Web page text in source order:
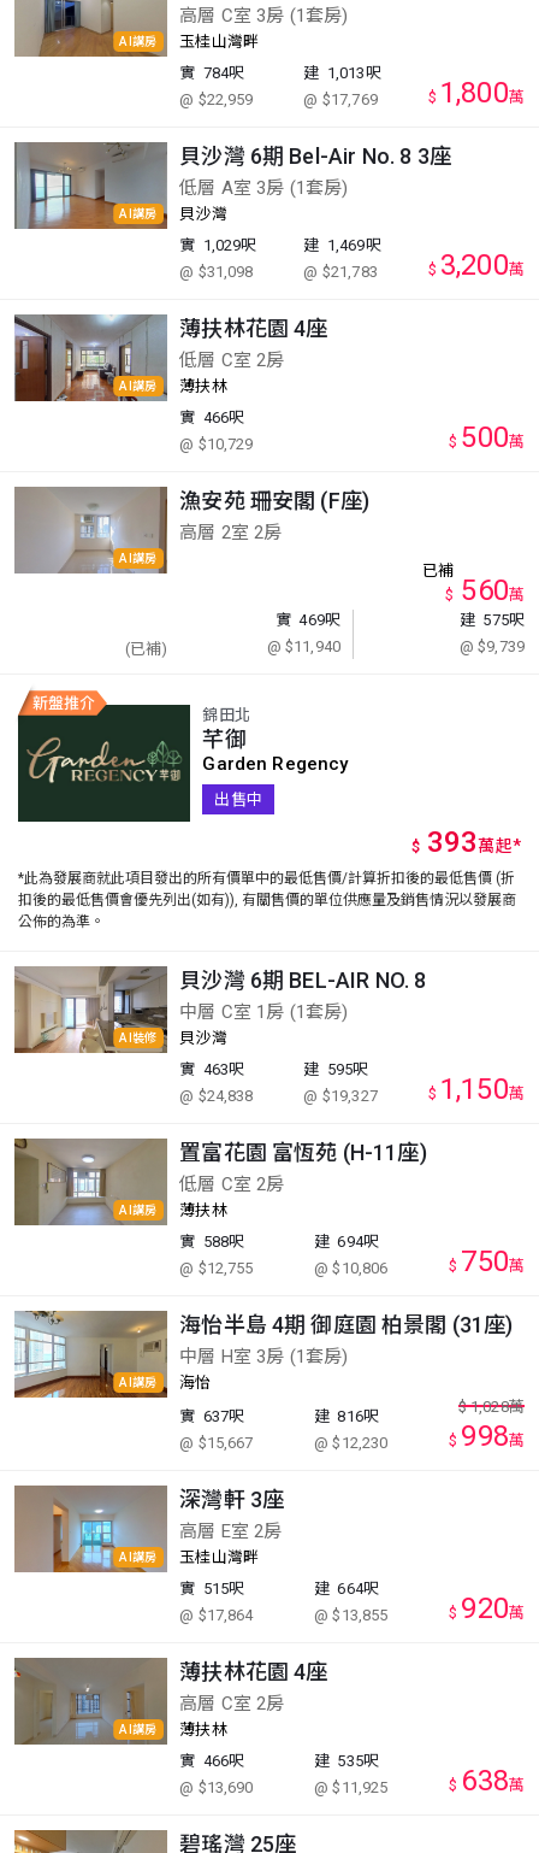
AI講房
高層 C室 3房 (1套房)
玉桂山灣畔
實 784呎
@ $22,959
建 1,013呎
@ $17,769
$ 1,800萬
AI講房
貝沙灣 6期 Bel-Air No. 8 3座
低層 A室 3房 (1套房)
貝沙灣
實 1,029呎
@ $31,098
建 1,469呎
@ $21,783
$ 3,200萬
AI講房
薄扶林花園 4座
低層 C室 2房
薄扶林
實 466呎
@ $10,729
$ 500萬
AI講房
(已補)
漁安苑 珊安閣 (F座)
高層 2室 2房
實 469呎
@ $11,940
建 575呎
@ $9,739
已補
$ 560萬
錦田北
芊御
Garden Regency
出售中
$ 393萬起*
*此為發展商就此項目發出的所有價單中的最低售價/計算折扣後的最低售價 (折
扣後的最低售價會優先列出(如有)), 有關售價的單位供應量及銷售情況以發展商
公佈的為準。
AI裝修
貝沙灣 6期 BEL-AIR NO. 8
中層 C室 1房 (1套房)
貝沙灣
實 463呎
@ $24,838
建 595呎
@ $19,327
$ 1,150萬
AI講房
置富花園 富恆苑 (H-11座)
低層 C室 2房
薄扶林
實 588呎
@ $12,755
建 694呎
@ $10,806
$ 750萬
AI講房
海怡半島 4期 御庭園 柏景閣 (31座)
中層 H室 3房 (1套房)
海怡
實 637呎
@ $15,667
建 816呎
@ $12,230
$ 1,028萬
$ 998萬
AI講房
深灣軒 3座
高層 E室 2房
玉桂山灣畔
實 515呎
@ $17,864
建 664呎
@ $13,855
$ 920萬
AI講房
薄扶林花園 4座
高層 C室 2房
薄扶林
實 466呎
@ $13,690
建 535呎
@ $11,925
$ 638萬
碧瑤灣 25座